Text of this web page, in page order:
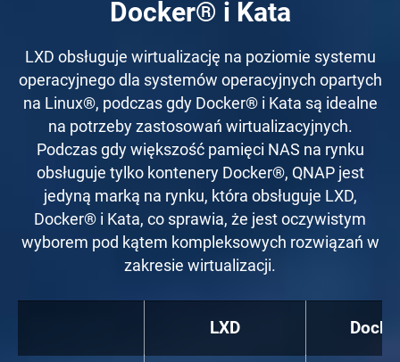
Docker® i Kata
LXD obsługuje wirtualizację na poziomie systemu
operacyjnego dla systemów operacyjnych opartych
na Linux®, podczas gdy Docker® i Kata są idealne
na potrzeby zastosowań wirtualizacyjnych.
Podczas gdy większość pamięci NAS na rynku
obsługuje tylko kontenery Docker®, QNAP jest
jedyną marką na rynku, która obsługuje LXD,
Docker® i Kata, co sprawia, że jest oczywistym
wyborem pod kątem kompleksowych rozwiązań w
zakresie wirtualizacji.
LXD